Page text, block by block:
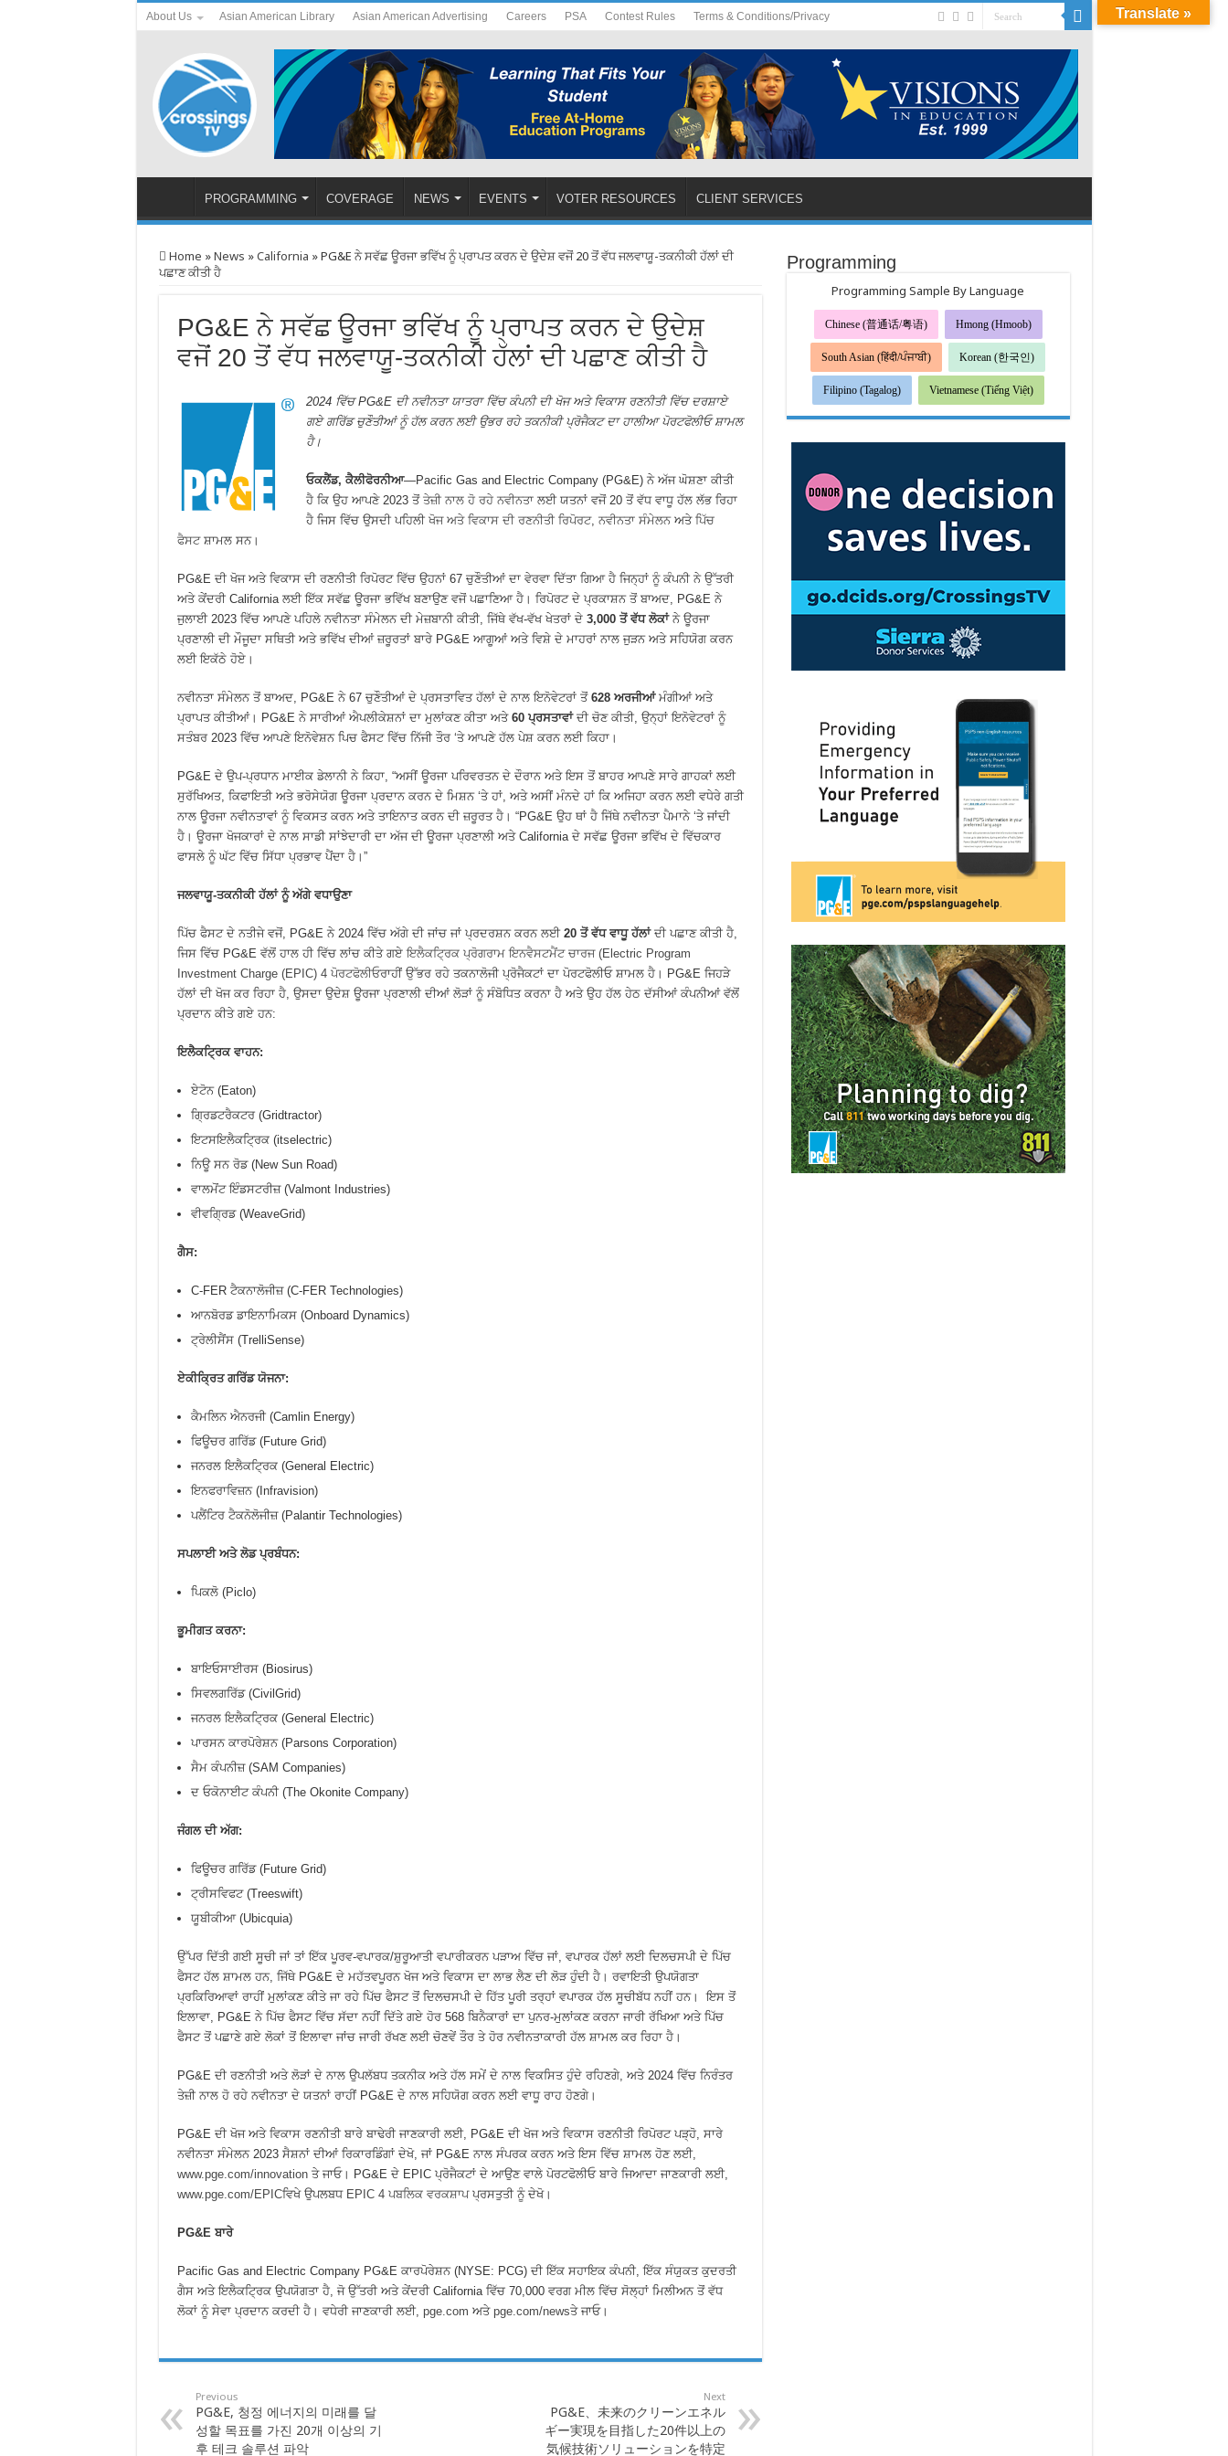
About Us Asian American Library Asian American Advertising Careers PSA Contest Rules Terms & Conditions/Privacy
PROGRAMMING COVERAGE NEWS EVENTS VOTER RESOURCES CLIENT SERVICES
Home »News »California »PG&E ਨੇ ਸਵੱਛ ਊਰਜਾ ਭਵਿੱਖ ਨੂੰ ਪ੍ਰਾਪਤ ਕਰਨ ਦੇ ਉਦੇਸ਼ ਵਜੋਂ 20 ਤੋਂ ਵੱਧ ਜਲਵਾਯੂ-ਤਕਨੀਕੀ ਹੱਲਾਂ ਦੀ
ਪਛਾਣ ਕੀਤੀ ਹੈ
PG&E ਨੇ ਸਵੱਛ ਊਰਜਾ ਭਵਿੱਖ ਨੂੰ ਪ੍ਰਾਪਤ ਕਰਨ ਦੇ ਉਦੇਸ਼
ਵਜੋਂ 20 ਤੋਂ ਵੱਧ ਜਲਵਾਯੂ-ਤਕਨੀਕੀ ਹੱਲਾਂ ਦੀ ਪਛਾਣ ਕੀਤੀ ਹੈ
2024 ਵਿੱਚ PG&E ਦੀ ਨਵੀਨਤਾ ਯਾਤਰਾ ਵਿੱਚ ਕੰਪਨੀ ਦੀ ਖੋਜ ਅਤੇ ਵਿਕਾਸ ਰਣਨੀਤੀ ਵਿੱਚ ਦਰਸ਼ਾਏ
ਗਏ ਗਰਿੱਡ ਚੁਣੌਤੀਆਂ ਨੂੰ ਹੱਲ ਕਰਨ ਲਈ ਉਭਰ ਰਹੇ ਤਕਨੀਕੀ ਪ੍ਰੋਜੈਕਟ ਦਾ ਹਾਲੀਆ ਪੋਰਟਫੋਲੀਓ ਸ਼ਾਮਲ
ਹੈ।
ਓਕਲੈਂਡ, ਕੈਲੀਫੋਰਨੀਆ—Pacific Gas and Electric Company (PG&E) ਨੇ ਅੱਜ ਘੋਸ਼ਣਾ ਕੀਤੀ
ਹੈ ਕਿ ਉਹ ਆਪਣੇ 2023 ਤੋਂ ਤੇਜ਼ੀ ਨਾਲ ਹੋ ਰਹੇ ਨਵੀਨਤਾਲਈ ਯਤਨਾਂ ਵਜੋਂ 20 ਤੋਂ ਵੱਧ ਵਾਧੂ ਹੱਲ ਲੱਭ ਰਿਹਾ
ਹੈ ਜਿਸ ਵਿੱਚ ਉਸਦੀ ਪਹਿਲੀ ਖੋਜ ਅਤੇ ਵਿਕਾਸ ਦੀ ਰਣਨੀਤੀ ਰਿਪੋਰਟ, ਨਵੀਨਤਾ ਸੰਮੇਲਨਅਤੇ ਪਿੱਚ
ਫੈਸਟਸ਼ਾਮਲ ਸਨ।
PG&E ਦੀ ਖੋਜ ਅਤੇ ਵਿਕਾਸ ਦੀ ਰਣਨੀਤੀ ਰਿਪੋਰਟ ਵਿੱਚ ਉਹਨਾਂ 67 ਚੁਣੌਤੀਆਂ ਦਾ ਵੇਰਵਾ ਦਿੱਤਾ ਗਿਆ ਹੈ ਜਿਨ੍ਹਾਂ ਨੂੰ ਕੰਪਨੀ ਨੇ ਉੱਤਰੀ
ਅਤੇ ਕੇਂਦਰੀ California ਲਈ ਇੱਕ ਸਵੱਛ ਊਰਜਾ ਭਵਿੱਖ ਬਣਾਉਣ ਵਜੋਂ ਪਛਾਣਿਆ ਹੈ। ਰਿਪੋਰਟ ਦੇ ਪ੍ਰਕਾਸ਼ਨ ਤੋਂ ਬਾਅਦ, PG&E ਨੇ
ਜੁਲਾਈ 2023 ਵਿੱਚ ਆਪਣੇ ਪਹਿਲੇ ਨਵੀਨਤਾ ਸੰਮੇਲਨ ਦੀ ਮੇਜ਼ਬਾਨੀ ਕੀਤੀ, ਜਿੱਥੇ ਵੱਖ-ਵੱਖ ਖੇਤਰਾਂ ਦੇ 3,000 ਤੋਂ ਵੱਧ ਲੋਕਾਂ ਨੇ ਊਰਜਾ
ਪ੍ਰਣਾਲੀ ਦੀ ਮੌਜੂਦਾ ਸਥਿਤੀ ਅਤੇ ਭਵਿੱਖ ਦੀਆਂ ਜ਼ਰੂਰਤਾਂ ਬਾਰੇ PG&E ਆਗੂਆਂ ਅਤੇ ਵਿਸ਼ੇ ਦੇ ਮਾਹਰਾਂ ਨਾਲ ਜੁੜਨ ਅਤੇ ਸਹਿਯੋਗ ਕਰਨ
ਲਈ ਇਕੱਠੇ ਹੋਏ।
ਨਵੀਨਤਾ ਸੰਮੇਲਨ ਤੋਂ ਬਾਅਦ, PG&E ਨੇ 67 ਚੁਣੌਤੀਆਂ ਦੇ ਪ੍ਰਸਤਾਵਿਤ ਹੱਲਾਂ ਦੇ ਨਾਲ ਇਨੋਵੇਟਰਾਂ ਤੋਂ 628 ਅਰਜੀਆਂ ਮੰਗੀਆਂ ਅਤੇ
ਪ੍ਰਾਪਤ ਕੀਤੀਆਂ। PG&E ਨੇ ਸਾਰੀਆਂ ਐਪਲੀਕੇਸ਼ਨਾਂ ਦਾ ਮੁਲਾਂਕਣ ਕੀਤਾ ਅਤੇ 60 ਪ੍ਰਸਤਾਵਾਂ ਦੀ ਚੋਣ ਕੀਤੀ, ਉਨ੍ਹਾਂ ਇਨੋਵੇਟਰਾਂ ਨੂੰ
ਸਤੰਬਰ 2023 ਵਿੱਚ ਆਪਣੇ ਇਨੋਵੇਸ਼ਨ ਪਿਚ ਫੈਸਟ ਵਿੱਚ ਨਿੱਜੀ ਤੌਰ ‘ਤੇ ਆਪਣੇ ਹੱਲ ਪੇਸ਼ ਕਰਨ ਲਈ ਕਿਹਾ।
PG&E ਦੇ ਉਪ-ਪ੍ਰਧਾਨ ਮਾਈਕ ਡੇਲਾਨੀ ਨੇ ਕਿਹਾ, “ਅਸੀਂ ਊਰਜਾ ਪਰਿਵਰਤਨ ਦੇ ਦੌਰਾਨ ਅਤੇ ਇਸ ਤੋਂ ਬਾਹਰ ਆਪਣੇ ਸਾਰੇ ਗਾਹਕਾਂ ਲਈ
ਸੁਰੱਖਿਅਤ, ਕਿਫਾਇਤੀ ਅਤੇ ਭਰੋਸੇਯੋਗ ਊਰਜਾ ਪ੍ਰਦਾਨ ਕਰਨ ਦੇ ਮਿਸ਼ਨ ‘ਤੇ ਹਾਂ, ਅਤੇ ਅਸੀਂ ਮੰਨਦੇ ਹਾਂ ਕਿ ਅਜਿਹਾ ਕਰਨ ਲਈ ਵਧੇਰੇ ਗਤੀ
ਨਾਲ ਊਰਜਾ ਨਵੀਨਤਾਵਾਂ ਨੂੰ ਵਿਕਸਤ ਕਰਨ ਅਤੇ ਤਾਇਨਾਤ ਕਰਨ ਦੀ ਜ਼ਰੂਰਤ ਹੈ। “PG&E ਉਹ ਥਾਂ ਹੈ ਜਿੱਥੇ ਨਵੀਨਤਾ ਪੈਮਾਨੇ ‘ਤੇ ਜਾਂਦੀ
ਹੈ। ਊਰਜਾ ਖੋਜਕਾਰਾਂ ਦੇ ਨਾਲ ਸਾਡੀ ਸਾਂਝੇਦਾਰੀ ਦਾ ਅੱਜ ਦੀ ਊਰਜਾ ਪ੍ਰਣਾਲੀ ਅਤੇ California ਦੇ ਸਵੱਛ ਊਰਜਾ ਭਵਿੱਖ ਦੇ ਵਿੱਚਕਾਰ
ਫਾਸਲੇ ਨੂੰ ਘੱਟ ਵਿੱਚ ਸਿੱਧਾ ਪ੍ਰਭਾਵ ਪੈਂਦਾ ਹੈ।”
ਜਲਵਾਯੂ-ਤਕਨੀਕੀ ਹੱਲਾਂ ਨੂੰ ਅੱਗੇ ਵਧਾਉਣਾ
ਪਿੱਚ ਫੈਸਟ ਦੇ ਨਤੀਜੇ ਵਜੋਂ, PG&E ਨੇ 2024 ਵਿੱਚ ਅੱਗੇ ਦੀ ਜਾਂਚ ਜਾਂ ਪ੍ਰਦਰਸ਼ਨ ਕਰਨ ਲਈ 20 ਤੋਂ ਵੱਧ ਵਾਧੂ ਹੱਲਾਂ ਦੀ ਪਛਾਣ ਕੀਤੀ ਹੈ,
ਜਿਸ ਵਿੱਚ PG&E ਵੱਲੋਂ ਹਾਲ ਹੀ ਵਿੱਚ ਲਾਂਚ ਕੀਤੇ ਗਏਇਲੈਕਟ੍ਰਿਕ ਪ੍ਰੋਗਰਾਮ ਇਨਵੈਸਟਮੈਂਟ ਚਾਰਜ (Electric Program
Investment Charge (EPIC) 4 ਪੋਰਟਫੋਲੀਓਰਾਹੀਂ ਉੱਭਰ ਰਹੇ ਤਕਨਾਲੋਜੀ ਪ੍ਰੋਜੈਕਟਾਂ ਦਾ ਪੋਰਟਫੋਲੀਓ ਸ਼ਾਮਲ ਹੈ। PG&E ਜਿਹੜੇ
ਹੱਲਾਂ ਦੀ ਖੋਜ ਕਰ ਰਿਹਾ ਹੈ, ਉਸਦਾ ਉਦੇਸ਼ ਊਰਜਾ ਪ੍ਰਣਾਲੀ ਦੀਆਂ ਲੋੜਾਂ ਨੂੰ ਸੰਬੋਧਿਤ ਕਰਨਾ ਹੈ ਅਤੇ ਉਹ ਹੱਲ ਹੇਠ ਦੱਸੀਆਂ ਕੰਪਨੀਆਂ ਵੱਲੋਂ
ਪ੍ਰਦਾਨ ਕੀਤੇ ਗਏ ਹਨ:
ਇਲੈਕਟ੍ਰਿਕ ਵਾਹਨ:
ਏਟੋਨ (Eaton)
ਗ੍ਰਿਡਟਰੈਕਟਰ (Gridtractor)
ਇਟਸਇਲੈਕਟ੍ਰਿਕ (itselectric)
ਨਿਊ ਸਨ ਰੋਡ (New Sun Road)
ਵਾਲਮੋਂਟ ਇੰਡਸਟਰੀਜ਼ (Valmont Industries)
ਵੀਵਗ੍ਰਿਡ (WeaveGrid)
ਗੈਸ:
C-FER ਟੈਕਨਾਲੋਜੀਜ਼ (C-FER Technologies)
ਆਨਬੋਰਡ ਡਾਇਨਾਮਿਕਸ (Onboard Dynamics)
ਟ੍ਰੇਲੀਸੈਂਸ (TrelliSense)
ਏਕੀਕ੍ਰਿਤ ਗਰਿੱਡ ਯੋਜਨਾ:
ਕੈਮਲਿਨ ਐਨਰਜੀ (Camlin Energy)
ਫਿਊਚਰ ਗਰਿੱਡ (Future Grid)
ਜਨਰਲ ਇਲੈਕਟ੍ਰਿਕ (General Electric)
ਇਨਫਰਾਵਿਜ਼ਨ (Infravision)
ਪਲੈਂਟਿਰ ਟੈਕਨੋਲੋਜੀਜ਼ (Palantir Technologies)
ਸਪਲਾਈ ਅਤੇ ਲੋਡ ਪ੍ਰਬੰਧਨ:
ਪਿਕਲੋ (Piclo)
ਭੂਮੀਗਤ ਕਰਨਾ:
ਬਾਇਓਸਾਈਰਸ (Biosirus)
ਸਿਵਲਗਰਿੱਡ (CivilGrid)
ਜਨਰਲ ਇਲੈਕਟ੍ਰਿਕ (General Electric)
ਪਾਰਸਨ ਕਾਰਪੋਰੇਸ਼ਨ (Parsons Corporation)
ਸੈਮ ਕੰਪਨੀਜ਼ (SAM Companies)
ਦ ਓਕੋਨਾਈਟ ਕੰਪਨੀ (The Okonite Company)
ਜੰਗਲ ਦੀ ਅੱਗ:
ਫਿਊਚਰ ਗਰਿੱਡ (Future Grid)
ਟ੍ਰੀਸਵਿਫਟ (Treeswift)
ਯੂਬੀਕੀਆ (Ubicquia)
ਉੱਪਰ ਦਿੱਤੀ ਗਈ ਸੂਚੀ ਜਾਂ ਤਾਂ ਇੱਕ ਪੂਰਵ-ਵਪਾਰਕ/ਸ਼ੁਰੂਆਤੀ ਵਪਾਰੀਕਰਨ ਪੜਾਅ ਵਿੱਚ ਜਾਂ, ਵਪਾਰਕ ਹੱਲਾਂ ਲਈ ਦਿਲਚਸਪੀ ਦੇ ਪਿੱਚ
ਫੈਸਟ ਹੱਲ ਸ਼ਾਮਲ ਹਨ, ਜਿੱਥੇ PG&E ਦੇ ਮਹੱਤਵਪੂਰਨ ਖੋਜ ਅਤੇ ਵਿਕਾਸ ਦਾ ਲਾਭ ਲੈਣ ਦੀ ਲੋੜ ਹੁੰਦੀ ਹੈ। ਰਵਾਇਤੀ ਉਪਯੋਗਤਾ
ਪ੍ਰਕਿਰਿਆਵਾਂ ਰਾਹੀਂ ਮੁਲਾਂਕਣ ਕੀਤੇ ਜਾ ਰਹੇ ਪਿੱਚ ਫੈਸਟ ਤੋਂ ਦਿਲਚਸਪੀ ਦੇ ਹਿੱਤ ਪੂਰੀ ਤਰ੍ਹਾਂ ਵਪਾਰਕ ਹੱਲ ਸੂਚੀਬੱਧ ਨਹੀਂ ਹਨ। ਇਸ ਤੋਂ
ਇਲਾਵਾ, PG&E ਨੇ ਪਿੱਚ ਫੈਸਟ ਵਿੱਚ ਸੱਦਾ ਨਹੀਂ ਦਿੱਤੇ ਗਏ ਹੋਰ 568 ਬਿਨੈਕਾਰਾਂ ਦਾ ਪੁਨਰ-ਮੁਲਾਂਕਣ ਕਰਨਾ ਜਾਰੀ ਰੱਖਿਆ ਅਤੇ ਪਿੱਚ
ਫੈਸਟ ਤੋਂ ਪਛਾਣੇ ਗਏ ਲੋਕਾਂ ਤੋਂ ਇਲਾਵਾ ਜਾਂਚ ਜਾਰੀ ਰੱਖਣ ਲਈ ਚੋਣਵੇਂ ਤੌਰ ਤੇ ਹੋਰ ਨਵੀਨਤਾਕਾਰੀ ਹੱਲ ਸ਼ਾਮਲ ਕਰ ਰਿਹਾ ਹੈ।
PG&E ਦੀ ਰਣਨੀਤੀ ਅਤੇ ਲੋੜਾਂ ਦੇ ਨਾਲ ਉਪਲੱਬਧ ਤਕਨੀਕ ਅਤੇ ਹੱਲ ਸਮੇਂ ਦੇ ਨਾਲ ਵਿਕਸਿਤ ਹੁੰਦੇ ਰਹਿਣਗੇ, ਅਤੇ 2024 ਵਿੱਚ ਨਿਰੰਤਰ
ਤੇਜ਼ੀ ਨਾਲ ਹੋ ਰਹੇ ਨਵੀਨਤਾ ਦੇ ਯਤਨਾਂ ਰਾਹੀਂ PG&E ਦੇ ਨਾਲ ਸਹਿਯੋਗ ਕਰਨ ਲਈ ਵਾਧੂ ਰਾਹ ਹੋਣਗੇ।
PG&E ਦੀ ਖੋਜ ਅਤੇ ਵਿਕਾਸ ਰਣਨੀਤੀ ਬਾਰੇ ਬਾਢੇਰੀ ਜਾਣਕਾਰੀ ਲਈ, PG&E ਦੀ ਖੋਜ ਅਤੇ ਵਿਕਾਸ ਰਣਨੀਤੀ ਰਿਪੋਰਟ ਪੜ੍ਹੋ, ਸਾਰੇ
ਨਵੀਨਤਾ ਸੰਮੇਲਨ 2023 ਸੈਸ਼ਨਾਂ ਦੀਆਂ ਰਿਕਾਰਡਿੰਗਾਂ ਦੇਖੋ, ਜਾਂ PG&E ਨਾਲ ਸੰਪਰਕ ਕਰਨ ਅਤੇ ਇਸ ਵਿੱਚ ਸ਼ਾਮਲ ਹੋਣ ਲਈ,
www.pge.com/innovationਤੇ ਜਾਓ। PG&E ਦੇ EPIC ਪ੍ਰੋਜੈਕਟਾਂ ਦੇ ਆਉਣ ਵਾਲੇ ਪੋਰਟਫੋਲੀਓ ਬਾਰੇ ਜਿਆਦਾ ਜਾਣਕਾਰੀ ਲਈ,
www.pge.com/EPICਵਿਖੇ ਉਪਲਬਧ EPIC 4 ਪਬਲਿਕ ਵਰਕਸ਼ਾਪਪ੍ਰਸਤੁਤੀ ਨੂੰ ਦੇਖੋ।
PG&E ਬਾਰੇ
Pacific Gas and Electric Company PG&E ਕਾਰਪੋਰੇਸ਼ਨ (NYSE: PCG) ਦੀ ਇੱਕ ਸਹਾਇਕ ਕੰਪਨੀ, ਇੱਕ ਸੰਯੁਕਤ ਕੁਦਰਤੀ
ਗੈਸ ਅਤੇ ਇਲੈਕਟ੍ਰਿਕ ਉਪਯੋਗਤਾ ਹੈ, ਜੋ ਉੱਤਰੀ ਅਤੇ ਕੇਂਦਰੀ California ਵਿੱਚ 70,000 ਵਰਗ ਮੀਲ ਵਿੱਚ ਸੋਲ੍ਹਾਂ ਮਿਲੀਅਨ ਤੋਂ ਵੱਧ
ਲੋਕਾਂ ਨੂੰ ਸੇਵਾ ਪ੍ਰਦਾਨ ਕਰਦੀ ਹੈ। ਵਧੇਰੀ ਜਾਣਕਾਰੀ ਲਈ, pge.com ਅਤੇ pge.com/newsਤੇ ਜਾਓ।
Previous
PG&E, 청정 에너지의 미래를 달
성할 목표를 가진 20개 이상의 기
후 테크 솔루션 파악
Next
PG&E、未来のクリーンエネル
ギー実現を目指した20件以上の
気候技術ソリューションを特定
Programming
Programming Sample By Language
Chinese (普通话/粤语) Hmong (Hmoob)
South Asian (हिंदी/ਪੰਜਾਬੀ) Korean (한국인)
Filipino (Tagalog) Vietnamese (Tiếng Việt)
Translate »